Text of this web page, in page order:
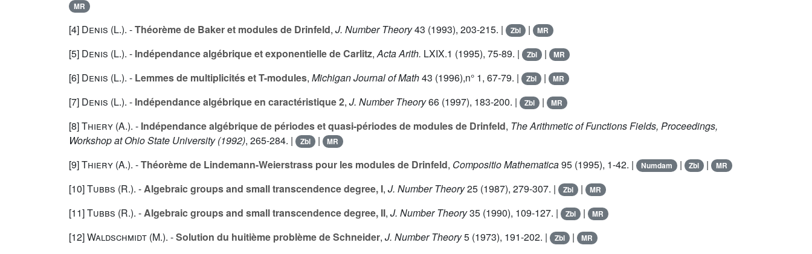
MR
[4] Denis (L.). -Théorème de Baker et modules de Drinfeld, J. Number Theory43 (1993), 203-215. | Zbl | MR
[5] Denis (L.). - Indépendance algébrique et exponentielle de Carlitz,Acta Arith. LXIX.1 (1995), 75-89. | Zbl | MR
[6] Denis (L.). - Lemmes de multiplicités et T-modules, Michigan Journal of Math43 (1996),n° 1, 67-79. | Zbl | MR
[7] Denis (L.). - Indépendance algébrique en caractéristique 2, J. Number Theory66 (1997), 183-200. | Zbl | MR
[8]Thiery (A.). - Indépendance algébrique de périodes et quasi-périodes de modules de Drinfeld, The Arithmetic of Functions Fields, Proceedings,
Workshop at Ohio State University (1992), 265-284. | Zbl | MR
[9]Thiery (A.). -Théorème de Lindemann-Weierstrass pour les modules de Drinfeld, Compositio Mathematica95 (1995), 1-42. | Numdam | Zbl | MR
[10]Tubbs (R.). -Algebraic groups and small transcendence degree, I, J. Number Theory25 (1987), 279-307. | Zbl | MR
[11]Tubbs (R.). -Algebraic groups and small transcendence degree, II, J. Number Theory35 (1990), 109-127. | Zbl | MR
[12]Waldschmidt (M.). -Solution du huitième problème de Schneider, J. Number Theory5 (1973), 191-202. | Zbl | MR